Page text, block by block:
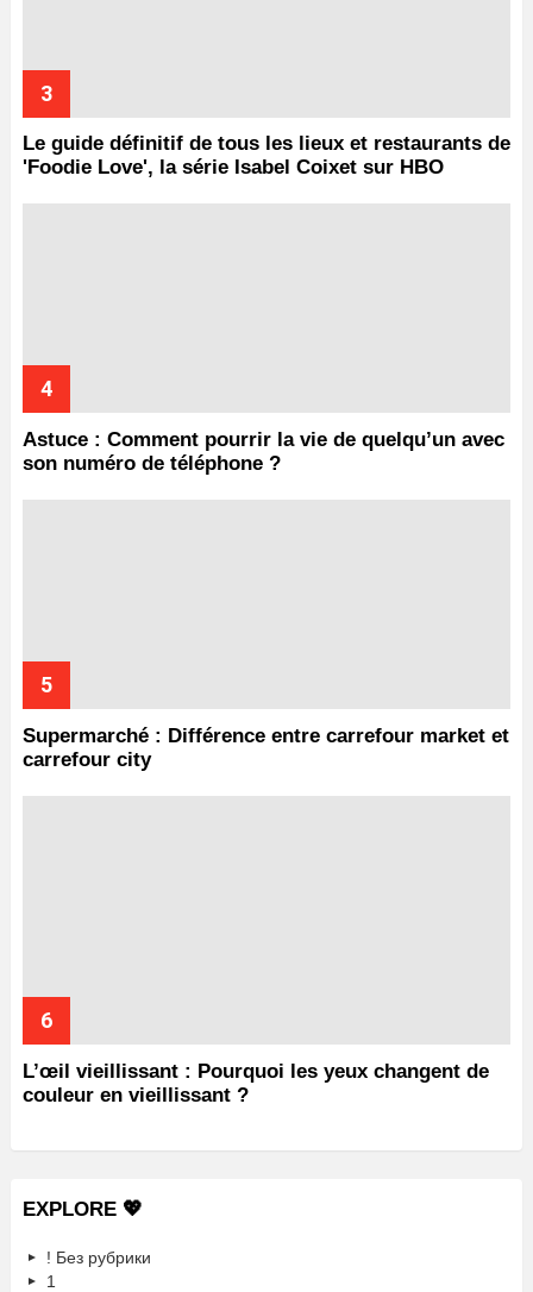
Le guide définitif de tous les lieux et restaurants de
'Foodie Love', la série Isabel Coixet sur HBO
Astuce : Comment pourrir la vie de quelqu’un avec
son numéro de téléphone ?
Supermarché : Différence entre carrefour market et
carrefour city
L’œil vieillissant : Pourquoi les yeux changent de
couleur en vieillissant ?
EXPLORE 💖
! Без рубрики
1